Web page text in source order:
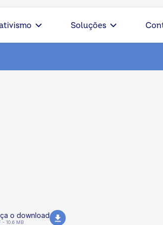
Soluções
o download
- 10.6 MB